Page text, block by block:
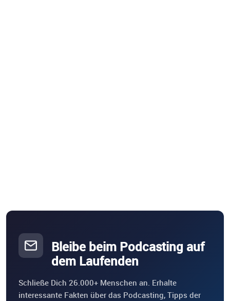
Bleibe beim Podcasting auf
dem Laufenden
Schließe Dich 26.000+ Menschen an. Erhalte
interessante Fakten über das Podcasting, Tipps der